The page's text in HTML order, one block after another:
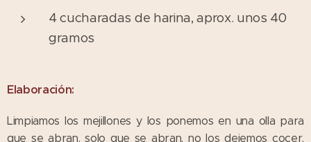
4 cucharadas de harina, aprox. unos 40
gramos
Elaboración:
Limpiamos los mejillones y los ponemos en una olla para
que se abran, solo que se abran, no los dejemos cocer,